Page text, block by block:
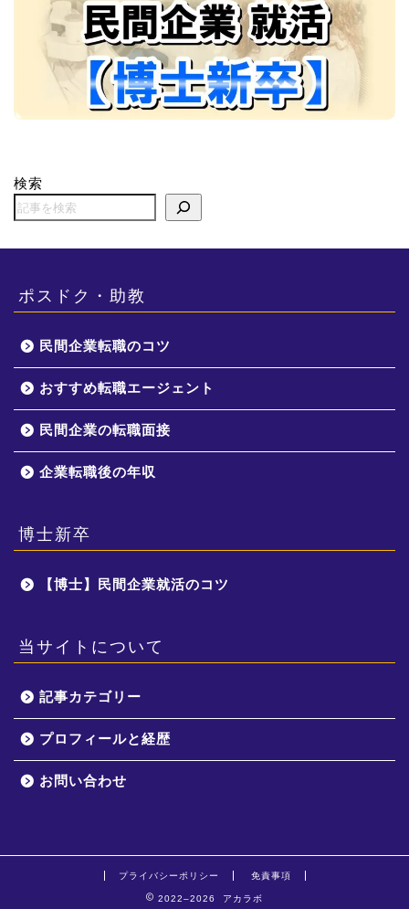
検索
ポスドク・助教
民間企業転職のコツ
おすすめ転職エージェント
民間企業の転職面接
企業転職後の年収
博士新卒
【博士】民間企業就活のコツ
当サイトについて
記事カテゴリー
プロフィールと経歴
お問い合わせ
プライバシーポリシー 免責事項
2022–2026 アカラボ